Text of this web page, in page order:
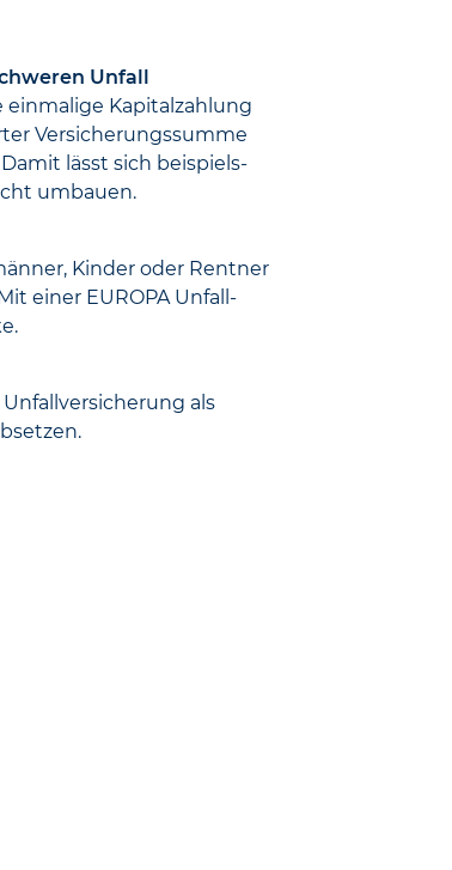
Unfall
einmalige Kapital­zahlung
Versicherungs­summe
lässt sich beispiels­
umbauen.
Kinder oder Rentner
einer EUROPA Unfall­
als